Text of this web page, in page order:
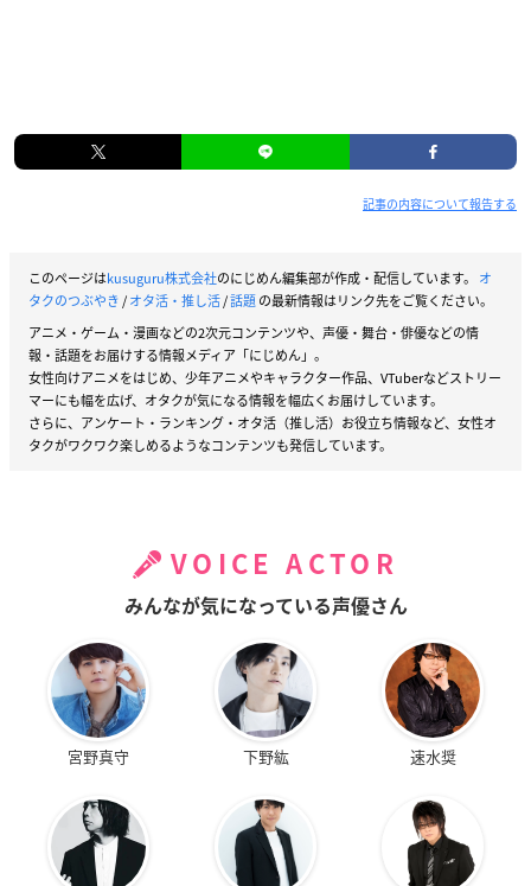
記事の内容について報告する
このページはkusuguru株式会社のにじめん編集部が作成・配信しています。 オ
タクのつぶやき/オタ活・推し活/話題の最新情報はリンク先をご覧ください。
アニメ・ゲーム・漫画などの2次元コンテンツや、声優・舞台・俳優などの情
報・話題をお届けする情報メディア「にじめん」。
女性向けアニメをはじめ、少年アニメやキャラクター作品、VTuberなどストリー
マーにも幅を広げ、オタクが気になる情報を幅広くお届けしています。
さらに、アンケート・ランキング・オタ活（推し活）お役立ち情報など、女性オ
タクがワクワク楽しめるようなコンテンツも発信しています。
VOICE ACTOR
みんなが気になっている声優さん
宮野真守 下野紘 速水奨